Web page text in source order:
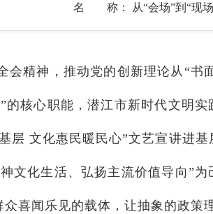
名 称： 从“会场”到“现场
会精神，推动党的创新理论从“书
核心职能，潜江市新时代文明
层 文化惠民暖民心”文艺宣讲进
文化生活、弘扬主流价值导向”
喜闻乐见的载体，让抽象的政策